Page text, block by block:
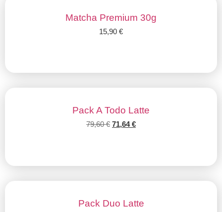
Matcha Premium 30g
15,90 €
Pack A Todo Latte
79,60€ 71,64€
Pack Duo Latte